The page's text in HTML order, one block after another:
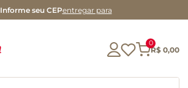
Informe seu CEPentregar para
0
R$ 0,00